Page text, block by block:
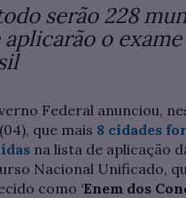
serão 228
aplicarão o
Federal anunciou,
que mais 8 cidades
na lista de aplicação
Nacional Unificado,
como ‘Enem dos